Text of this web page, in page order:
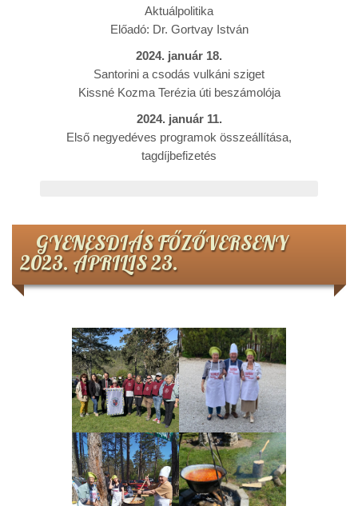
Aktuálpolitika
Előadó: Dr. Gortvay István
2024. január 18.
Santorini a csodás vulkáni sziget
Kissné Kozma Terézia úti beszámolója
2024. január 11.
Első negyedéves programok összeállítása,
tagdíjbefizetés
GYENESDIÁS FŐZŐVERSENY
2023. ÁPRILIS 23.